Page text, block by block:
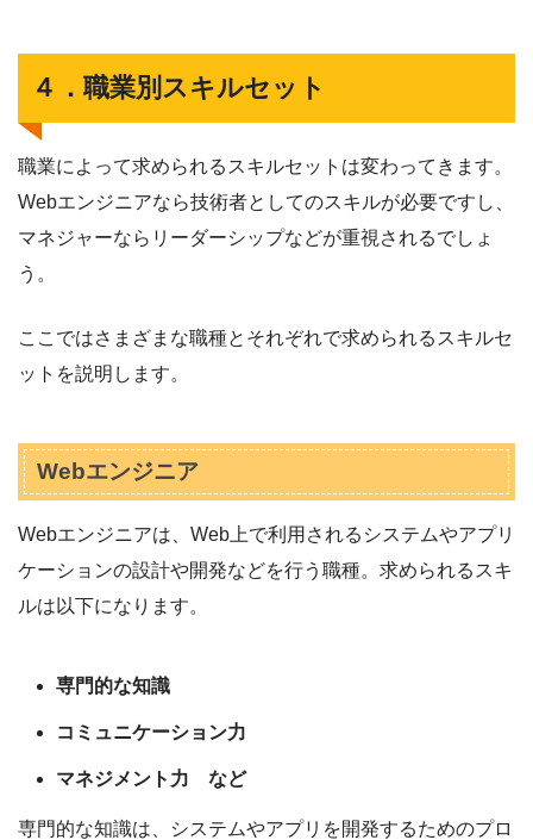
４．職業別スキルセット
職業によって求められるスキルセットは変わってきます。
Webエンジニアなら技術者としてのスキルが必要ですし、
マネジャーならリーダーシップなどが重視されるでしょ
う。
ここではさまざまな職種とそれぞれで求められるスキルセ
ットを説明します。
Webエンジニア
Webエンジニアは、Web上で利用されるシステムやアプリ
ケーションの設計や開発などを行う職種。求められるスキ
ルは以下になります。
専門的な知識
コミュニケーション力
マネジメント力 など
専門的な知識は、システムやアプリを開発するためのプロ